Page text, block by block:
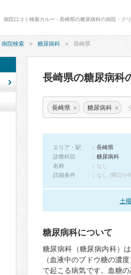
病院口コミ検索カルー - 長崎県の糖尿病科の病院・ク
病院検索 糖尿病科 長崎県
長崎県の糖尿病科
長崎県 × 糖尿病科 ×
エリア・駅
長崎県
診療科目
糖尿病科
名称
なし
詳細条件
なし (曜日や
土
糖尿病科について
糖尿病科（糖尿病内科）
（血液中のブドウ糖の濃
で起こる病気です。血糖